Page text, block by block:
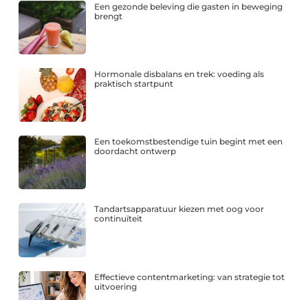
Een gezonde beleving die gasten in beweging
brengt
Hormonale disbalans en trek: voeding als
praktisch startpunt
Een toekomstbestendige tuin begint met een
doordacht ontwerp
Tandartsapparatuur kiezen met oog voor
continuïteit
Effectieve contentmarketing: van strategie tot
uitvoering